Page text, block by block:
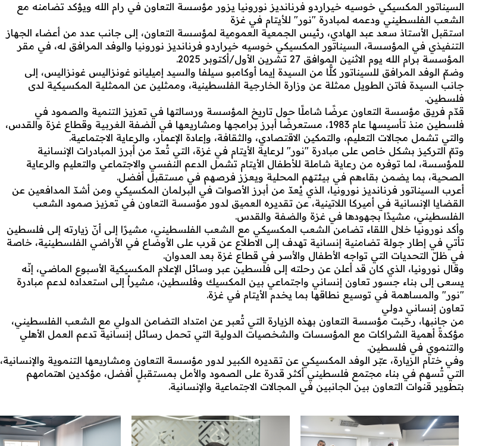
السيناتور المكسيكي خوسيه خيراردو فرنانديز نورونيا يزور مؤسسة التعاون في رام الله ويؤكد تضامنه مع
الشعب الفلسطيني ودعمه لمبادرة "نور" للأيتام في غزة
استقبل الأستاذ سعد عبد الهادي، رئيس الجمعية العمومية لمؤسسة التعاون، إلى جانب عدد من أعضاء الجهاز
التنفيذي في المؤسسة، السيناتور المكسيكي خوسيه خيراردو فرنانديز نورونيا والوفد المرافق له، في مقر
المؤسسة برام الله يوم الاثنين الموافق 27 تشرين الأول/أكتوبر 2025.
وضمّ الوفد المرافق للسيناتور كلًّا من السيدة إيما أوكامبو سيلفا والسيد إميليانو غونزاليس غونزاليس، إلى
جانب السيدة فاتن الطويل ممثلة عن وزارة الخارجية الفلسطينية، وممثلين عن الممثلية المكسيكية لدى
فلسطين.
قدّم فريق مؤسسة التعاون عرضًا شاملًا حول تاريخ المؤسسة ورسالتها في تعزيز التنمية والصمود في
فلسطين منذ تأسيسها عام 1983، مستعرضًا أبرز برامجها ومشاريعها في الضفة الغربية وقطاع غزة والقدس،
والتي تشمل مجالات التعليم، والتمكين الاقتصادي، والثقافة، وإعادة الإعمار، والرعاية الاجتماعية.
وتمّ التركيز بشكل خاص على مبادرة "نور" لرعاية الأيتام في غزة، التي تُعدّ من أبرز المبادرات الإنسانية
للمؤسسة، لما توفره من رعاية شاملة للأطفال الأيتام تشمل الدعم النفسي والاجتماعي والتعليم والرعاية
الصحية، بما يضمن بقاءهم في بيئتهم المحلية ويعزز فرصهم في مستقبل أفضل.
أعرب السيناتور فرنانديز نورونيا، الذي يُعدّ من أبرز الأصوات في البرلمان المكسيكي ومن أشدّ المدافعين عن
القضايا الإنسانية في أميركا اللاتينية، عن تقديره العميق لدور مؤسسة التعاون في تعزيز صمود الشعب
الفلسطيني، مشيدًا بجهودها في غزة والضفة والقدس.
وأكد نورونيا خلال اللقاء تضامن الشعب المكسيكي مع الشعب الفلسطيني، مشيرًا إلى أنّ زيارته إلى فلسطين
تأتي في إطار جولة تضامنية إنسانية تهدف إلى الاطلاع عن قرب على الأوضاع في الأراضي الفلسطينية، خاصة
في ظلّ التحديات التي تواجه الأطفال والأسر في قطاع غزة بعد العدوان.
وقال نورونيا، الذي كان قد أعلن عن رحلته إلى فلسطين عبر وسائل الإعلام المكسيكية الأسبوع الماضي، إنّه
يسعى إلى بناء جسور تعاون إنساني واجتماعي بين المكسيك وفلسطين، مشيراُ إلى استعداده لدعم مبادرة
"نور" والمساهمة في توسيع نطاقها بما يخدم الأيتام في غزة.
تعاون إنساني دولي
من جانبها، رحّبت مؤسسة التعاون بهذه الزيارة التي تُعبر عن امتداد التضامن الدولي مع الشعب الفلسطيني،
مؤكدةً أهمية الشراكات مع المؤسسات والشخصيات الدولية التي تحمل رسائل إنسانية تدعم العمل الأهلي
والتنموي في فلسطين.
وفي ختام الزيارة، عبّر الوفد المكسيكي عن تقديره الكبير لدور مؤسسة التعاون ومشاريعها التنموية والإنسانية،
التي تُسهم في بناء مجتمع فلسطيني أكثر قدرة على الصمود والأمل بمستقبلٍ أفضل، مؤكدين اهتمامهم
بتطوير قنوات التعاون بين الجانبين في المجالات الاجتماعية والإنسانية.